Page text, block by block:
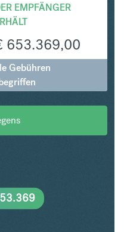
EMPFÄNGER
653.369,00
Gebühren